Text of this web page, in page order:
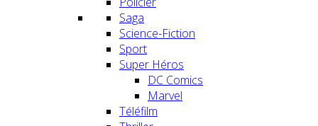
Saga
Science-Fiction
Sport
Super Héros
DC Comics
Marvel
Téléfilm